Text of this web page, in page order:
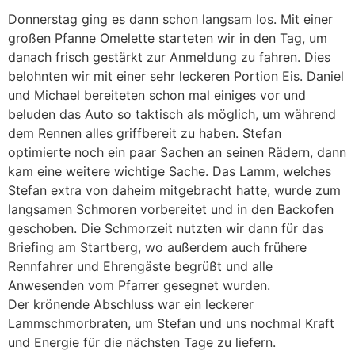
Donnerstag ging es dann schon langsam los. Mit einer
großen Pfanne Omelette starteten wir in den Tag, um
danach frisch gestärkt zur Anmeldung zu fahren. Dies
belohnten wir mit einer sehr leckeren Portion Eis. Daniel
und Michael bereiteten schon mal einiges vor und
beluden das Auto so taktisch als möglich, um während
dem Rennen alles griffbereit zu haben. Stefan
optimierte noch ein paar Sachen an seinen Rädern, dann
kam eine weitere wichtige Sache. Das Lamm, welches
Stefan extra von daheim mitgebracht hatte, wurde zum
langsamen Schmoren vorbereitet und in den Backofen
geschoben. Die Schmorzeit nutzten wir dann für das
Briefing am Startberg, wo außerdem auch frühere
Rennfahrer und Ehrengäste begrüßt und alle
Anwesenden vom Pfarrer gesegnet wurden.
Der krönende Abschluss war ein leckerer
Lammschmorbraten, um Stefan und uns nochmal Kraft
und Energie für die nächsten Tage zu liefern.